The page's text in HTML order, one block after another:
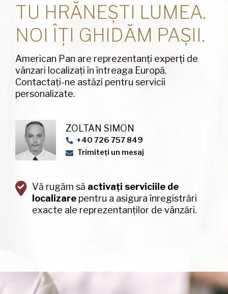
TU HRĂNEȘTI LUMEA.
NOI ÎȚI GHIDĂM PAȘII.
American Pan are reprezentanți experți de
vânzari localizați în întreaga Europă.
Contactați-ne astăzi pentru servicii
personalizate.
ZOLTAN SIMON
+40 726 757 849
Trimiteți un mesaj
Vă rugăm să activați serviciile de
localizare pentru a asigura înregistrări
exacte ale reprezentanților de vânzări.